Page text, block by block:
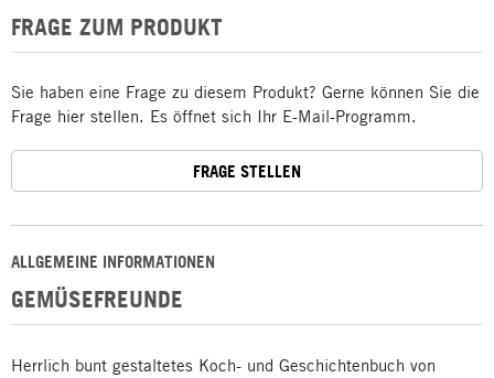
ALLGEMEINE INFORMATIONEN
GEMÜSEFREUNDE
Herrlich bunt gestaltetes Koch- und Geschichtenbuch von
FRAGE ZUM PRODUKT
Sie haben eine Frage zu diesem Produkt? Gerne können Sie die
Frage hier stellen. Es öffnet sich Ihr E-Mail-Programm.
FRAGE STELLEN